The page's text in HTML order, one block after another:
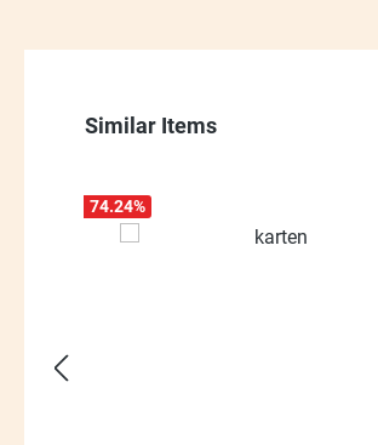
Produktgalerie überspringen
Similar Items
74.24%